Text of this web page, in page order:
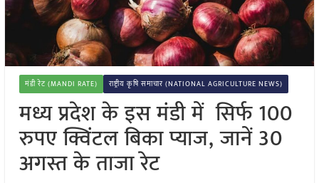
मंडी रेट (MANDI RATE) राष्ट्रीय कृषि समाचार (NATIONAL AGRICULTURE NEWS)
मध्य प्रदेश के इस मंडी में सिर्फ 100
रुपए क्विंटल बिका प्याज, जानें 30
अगस्त के ताजा रेट